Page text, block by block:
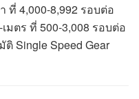
ที่ 4,000-8,992 รอบต่อ
มตร ที่ 500-3,008 รอบต่อ
Single Speed Gear